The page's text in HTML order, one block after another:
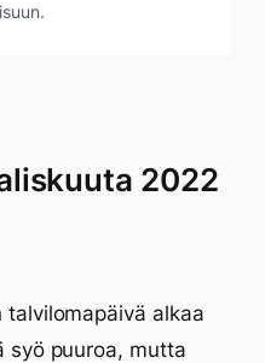
2022
talvilomapäivä alkaa
syö puuroa, mutta